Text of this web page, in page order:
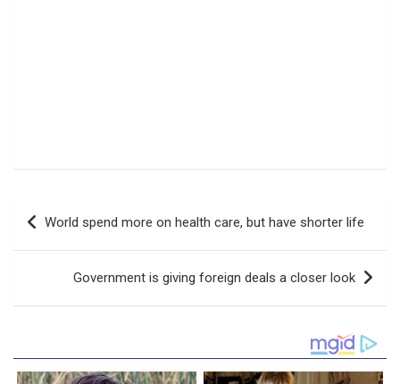
Navigasi
pos
World spend more on health care, but have shorter life
Government is giving foreign deals a closer look